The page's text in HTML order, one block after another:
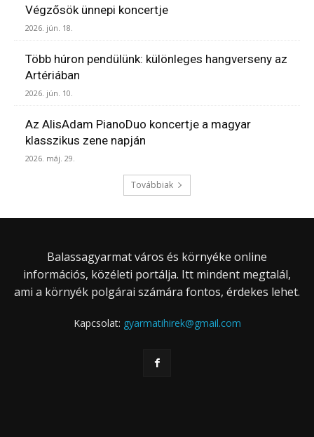
Végzősök ünnepi koncertje
2026. jún. 18.
Több húron pendülünk: különleges hangverseny az
Artériában
2026. jún. 10.
Az AlisAdam PianoDuo koncertje a magyar
klasszikus zene napján
2026. máj. 29.
Továbbiak
Balassagyarmat város és környéke online
információs, közéleti portálja. Itt mindent megtalál,
ami a környék polgárai számára fontos, érdekes lehet.
Kapcsolat: gyarmatihirek@gmail.com